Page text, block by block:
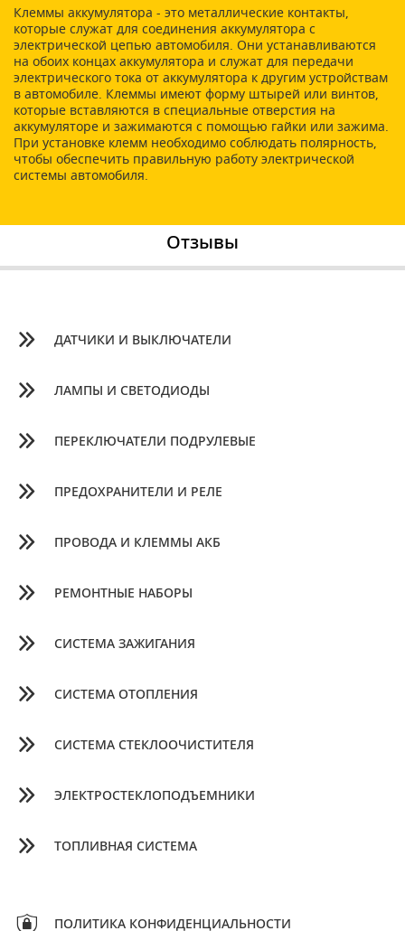
Клеммы аккумулятора - это металлические контакты,
которые служат для соединения аккумулятора с
электрической цепью автомобиля. Они устанавливаются
на обоих концах аккумулятора и служат для передачи
электрического тока от аккумулятора к другим устройствам
в автомобиле. Клеммы имеют форму штырей или винтов,
которые вставляются в специальные отверстия на
аккумуляторе и зажимаются с помощью гайки или зажима.
При установке клемм необходимо соблюдать полярность,
чтобы обеспечить правильную работу электрической
системы автомобиля.
Отзывы
ДАТЧИКИ И ВЫКЛЮЧАТЕЛИ
ЛАМПЫ И СВЕТОДИОДЫ
ПЕРЕКЛЮЧАТЕЛИ ПОДРУЛЕВЫЕ
ПРЕДОХРАНИТЕЛИ И РЕЛЕ
ПРОВОДА И КЛЕММЫ АКБ
РЕМОНТНЫЕ НАБОРЫ
СИСТЕМА ЗАЖИГАНИЯ
СИСТЕМА ОТОПЛЕНИЯ
СИСТЕМА СТЕКЛООЧИСТИТЕЛЯ
ЭЛЕКТРОСТЕКЛОПОДЪЕМНИКИ
ТОПЛИВНАЯ СИСТЕМА
ПОЛИТИКА КОНФИДЕНЦИАЛЬНОСТИ